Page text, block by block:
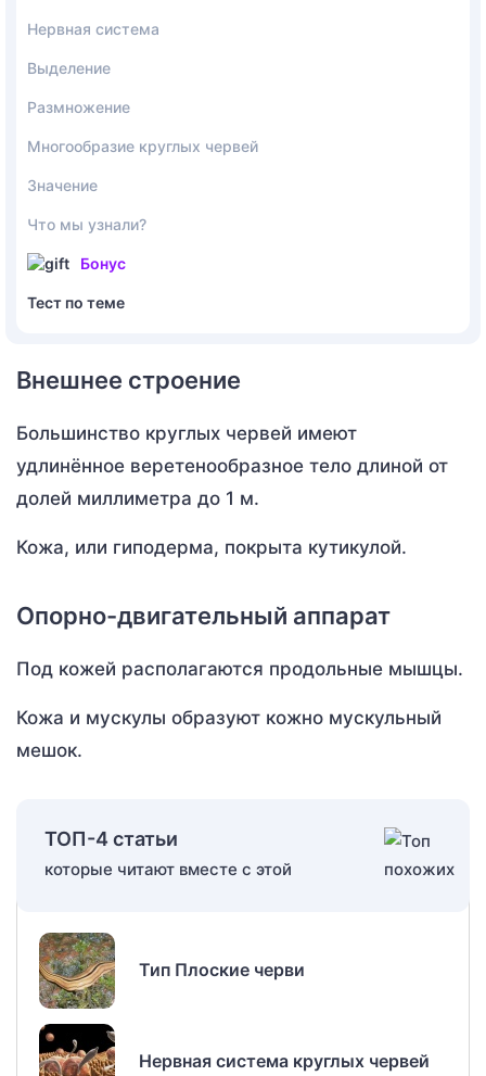
Нервная система
Выделение
Размножение
Многообразие круглых червей
Значение
Что мы узнали?
Бонус
Тест по теме
Внешнее строение
Большинство круглых червей имеют
удлинённое веретенообразное тело длиной от
долей миллиметра до 1 м.
Кожа, или гиподерма, покрыта кутикулой.
Опорно-двигательный аппарат
Под кожей располагаются продольные мышцы.
Кожа и мускулы образуют кожно мускульный
мешок.
ТОП-4 статьи
которые читают вместе с этой
Тип Плоские черви
Нервная система круглых червей